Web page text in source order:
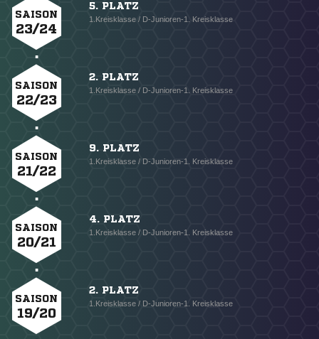
SAISON
23/24
5. PLATZ
1.Kreisklasse / D-Junioren-1. Kreisklasse
SAISON
22/23
2. PLATZ
1.Kreisklasse / D-Junioren-1. Kreisklasse
SAISON
21/22
9. PLATZ
1.Kreisklasse / D-Junioren-1. Kreisklasse
SAISON
20/21
4. PLATZ
1.Kreisklasse / D-Junioren-1. Kreisklasse
SAISON
19/20
2. PLATZ
1.Kreisklasse / D-Junioren-1. Kreisklasse